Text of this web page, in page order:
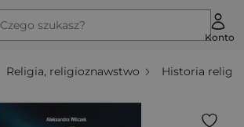
Czego szukasz?
Konto
Religia, religioznawstwo Historia religii